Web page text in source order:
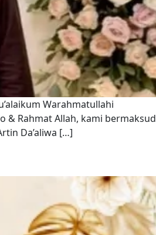
Warahmatullahi
& Rahmat Allah, kami bermaksud
Da’aliwa […]